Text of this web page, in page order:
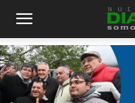
Diario
360